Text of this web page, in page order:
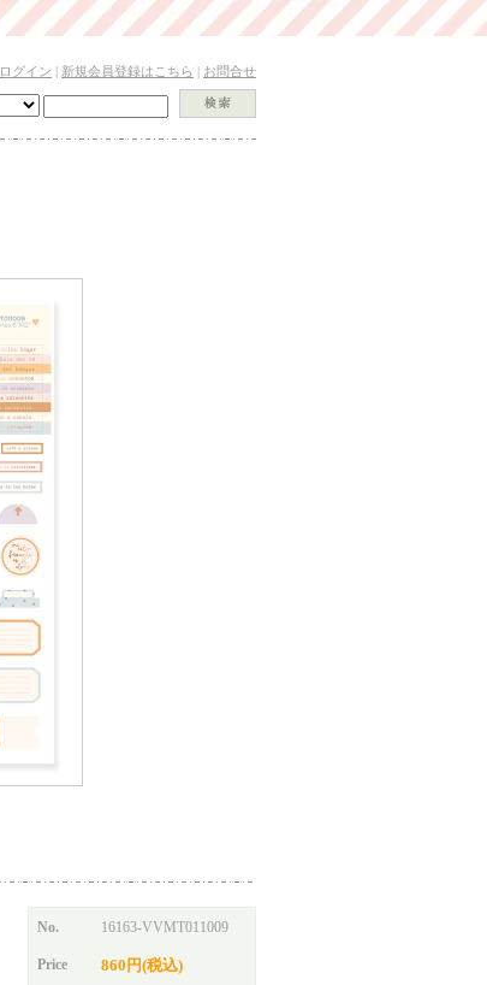
ログイン | 新規会員登録はこちら | お問合せ
No. 16163-VVMT011009
Price 860円(税込)